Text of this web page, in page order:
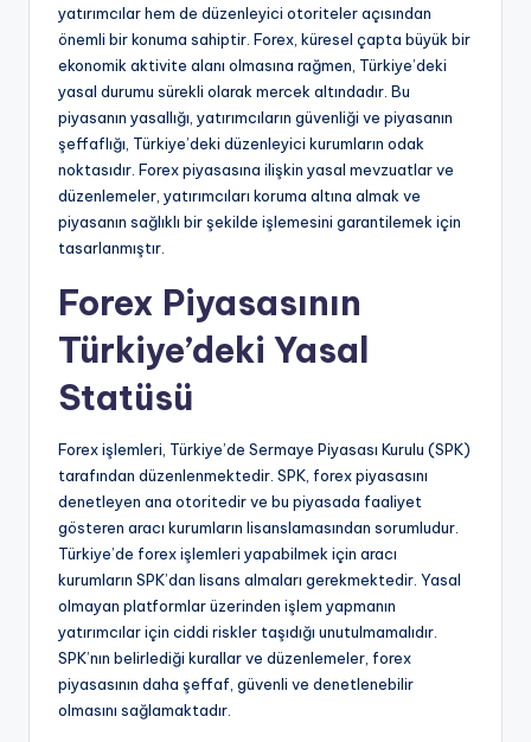
yatırımcılar hem de düzenleyici otoriteler açısından
önemli bir konuma sahiptir. Forex, küresel çapta büyük bir
ekonomik aktivite alanı olmasına rağmen, Türkiye’deki
yasal durumu sürekli olarak mercek altındadır. Bu
piyasanın yasallığı, yatırımcıların güvenliği ve piyasanın
şeffaflığı, Türkiye’deki düzenleyici kurumların odak
noktasıdır. Forex piyasasına ilişkin yasal mevzuatlar ve
düzenlemeler, yatırımcıları koruma altına almak ve
piyasanın sağlıklı bir şekilde işlemesini garantilemek için
tasarlanmıştır.
Forex Piyasasının
Türkiye’deki Yasal
Statüsü
Forex işlemleri, Türkiye’de Sermaye Piyasası Kurulu (SPK)
tarafından düzenlenmektedir. SPK, forex piyasasını
denetleyen ana otoritedir ve bu piyasada faaliyet
gösteren aracı kurumların lisanslamasından sorumludur.
Türkiye’de forex işlemleri yapabilmek için aracı
kurumların SPK’dan lisans almaları gerekmektedir. Yasal
olmayan platformlar üzerinden işlem yapmanın
yatırımcılar için ciddi riskler taşıdığı unutulmamalıdır.
SPK’nın belirlediği kurallar ve düzenlemeler, forex
piyasasının daha şeffaf, güvenli ve denetlenebilir
olmasını sağlamaktadır.